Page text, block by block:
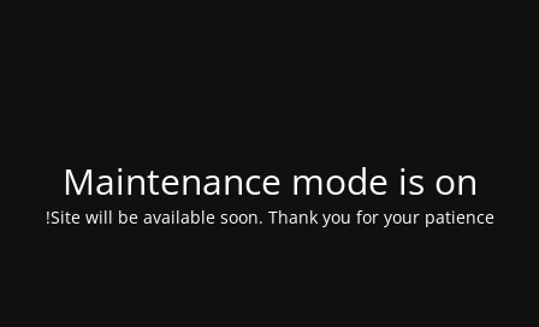
Maintenance mode is on
Site will be available soon. Thank you for your patience!